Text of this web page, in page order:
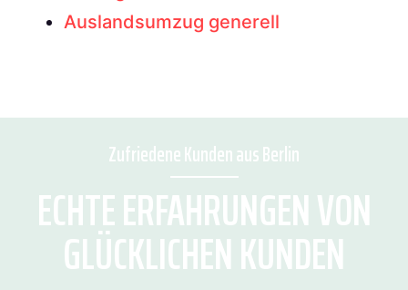
Auslandsumzug generell
Zufriedene Kunden aus Berlin
ECHTE ERFAHRUNGEN VON
GLÜCKLICHEN KUNDEN